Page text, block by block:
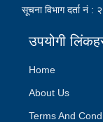
सूचना विभाग दर्ता नं
उपयोगी
Home
About Us
Terms And